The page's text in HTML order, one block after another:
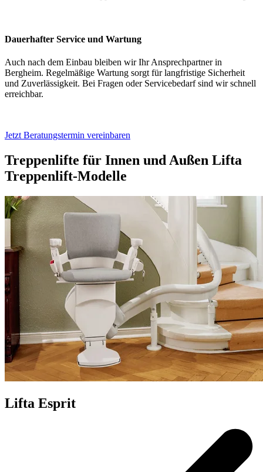
Dauerhafter Service und Wartung
Auch nach dem Einbau bleiben wir Ihr Ansprechpartner in
Bergheim. Regelmäßige Wartung sorgt für langfristige Sicherheit
und Zuverlässigkeit. Bei Fragen oder Servicebedarf sind wir schnell
erreichbar.
Jetzt Beratungstermin vereinbaren
Treppenlifte für Innen und Außen Lifta
Treppenlift-Modelle
Lifta Esprit